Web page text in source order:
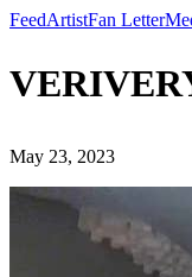
FeedArtistFan Letter
May 23, 2023